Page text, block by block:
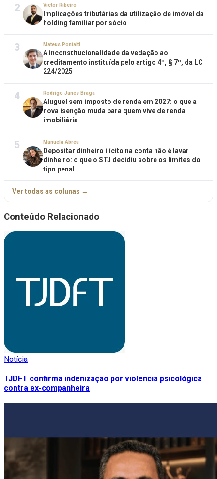
2 Victor Ribeiro
Implicações tributárias da utilização de imóvel da
holding familiar por sócio
3 Mateus Pontalti
A inconstitucionalidade da vedação ao
creditamento instituída pelo artigo 4º, § 7º, da LC
224/2025
4 Rodrigo Janes Braga
Aluguel sem imposto de renda em 2027: o que a
nova isenção muda para quem vive de renda
imobiliária
5 Manuela Abreu
Depositar dinheiro ilícito na conta não é lavar
dinheiro: o que o STJ decidiu sobre os limites do
tipo penal
Ver todas as colunas →
Conteúdo Relacionado
Notícia
TJDFT confirma indenização por violência psicológica
contra ex-companheira